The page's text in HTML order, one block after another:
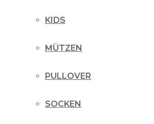
KIDS
MÜTZEN
PULLOVER
SOCKEN